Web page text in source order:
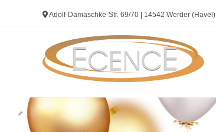
Adolf-Damaschke-Str. 69/70 | 14542 Werder (Havel)